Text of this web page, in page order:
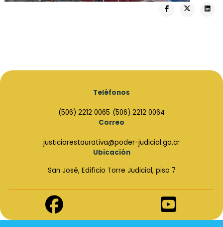
Teléfonos
(506) 2212 0065 (506) 2212 0064
Correo
justiciarestaurativa@poder-judicial.go.cr
Ubicación
San José, Edificio Torre Judicial, piso 7
Enlace
de
Facebook
Youtube